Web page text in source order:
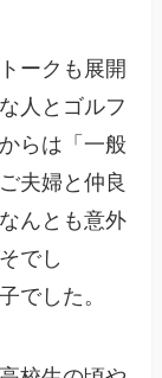
ークも展開
人とゴルフ
らは「一般
夫婦と仲良
んとも意外
でし
でした。